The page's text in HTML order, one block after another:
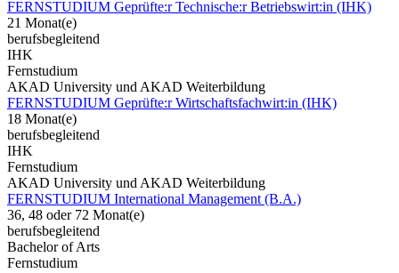
FERNSTUDIUM Geprüfte:r Technische:r Betriebswirt:in (IHK)
21 Monat(e)
berufsbegleitend
IHK
Fernstudium
AKAD University und AKAD Weiterbildung
FERNSTUDIUM Geprüfte:r Wirtschaftsfachwirt:in (IHK)
18 Monat(e)
berufsbegleitend
IHK
Fernstudium
AKAD University und AKAD Weiterbildung
FERNSTUDIUM International Management (B.A.)
36, 48 oder 72 Monat(e)
berufsbegleitend
Bachelor of Arts
Fernstudium